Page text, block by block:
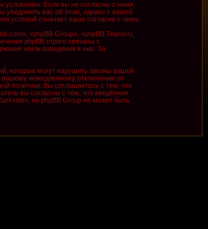
Если вы не согласны с ними,
уведомить вас об этом, однако с вашей
условий означает ваше согласие с ними.
«phpBB Group», «phpBB Teams»),
phpBB строго связаны с
и/или поведения в них. За
которые могут нарушить законы вашей
вашему немедленному отключению от
политики. Вы соглашаетесь с тем, что
вы согласны с тем, что введённая
ни phpBB Group не может быть